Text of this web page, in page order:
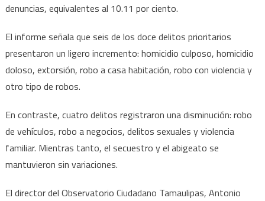
denuncias, equivalentes al 10.11 por ciento.
El informe señala que seis de los doce delitos prioritarios
presentaron un ligero incremento: homicidio culposo, homicidio
doloso, extorsión, robo a casa habitación, robo con violencia y
otro tipo de robos.
En contraste, cuatro delitos registraron una disminución: robo
de vehículos, robo a negocios, delitos sexuales y violencia
familiar. Mientras tanto, el secuestro y el abigeato se
mantuvieron sin variaciones.
El director del Observatorio Ciudadano Tamaulipas, Antonio